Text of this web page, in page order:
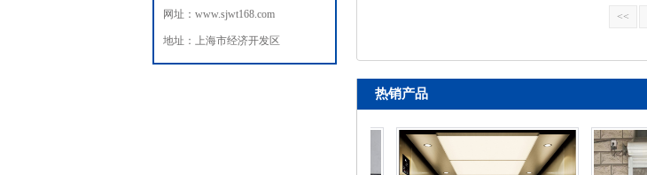
网址：www.sjwt168.com
地址：上海市经济开发区
<<
热销产品